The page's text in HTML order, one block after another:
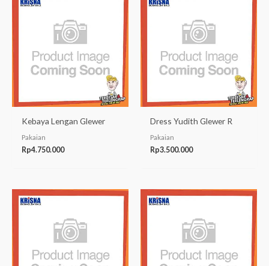
Kebaya Lengan Glewer
Pakaian
Rp4.750.000
Dress Yudith Glewer R
Pakaian
Rp3.500.000